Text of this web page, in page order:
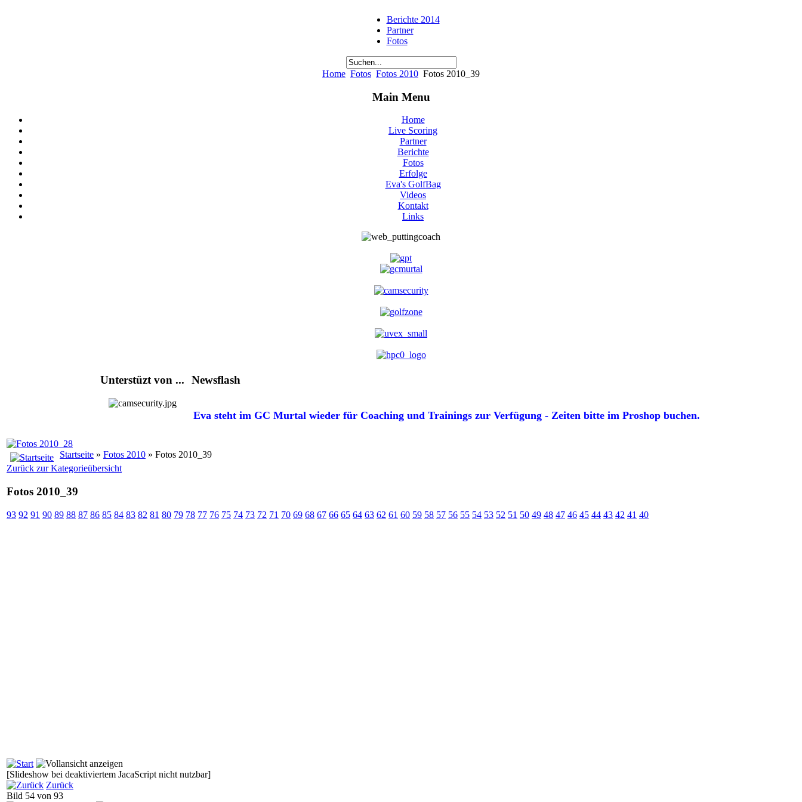
Berichte 2014
Partner
Fotos
Home Fotos Fotos 2010 Fotos 2010_39
Main Menu
Home
Live Scoring
Partner
Berichte
Fotos
Erfolge
Eva's GolfBag
Videos
Kontakt
Links
Unterstüzt von ... Newsflash
Eva steht im GC Murtal wieder für Coaching und Trainings zur Verfügung - Zeiten bitte im Proshop buchen.
Startseite » Fotos 2010 » Fotos 2010_39
Zurück zur Kategorieübersicht
Fotos 2010_39
93 92 91 90 89 88 87 86 85 84 83 82 81 80 79 78 77 76 75 74 73 72 71 70 69 68 67 66 65 64 63 62 61 60 59 58 57 56 55 54 53 52 51 50 49 48 47 46 45 44 43 42 41 40
[Slideshow bei deaktiviertem JacaScript nicht nutzbar]
Zurück
Bild 54 von 93